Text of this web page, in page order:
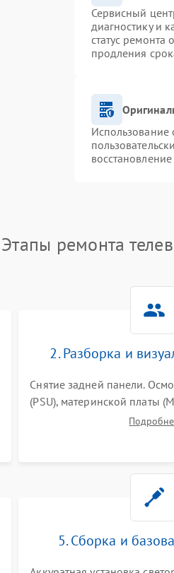
Сервисный
диагностику и
статус ремонта
продления
Использование
Этапы ремонта
2. Разборка и
Снятие задней панели.
(PSU), материнской платы
Con на вздутые
5. Сборка и